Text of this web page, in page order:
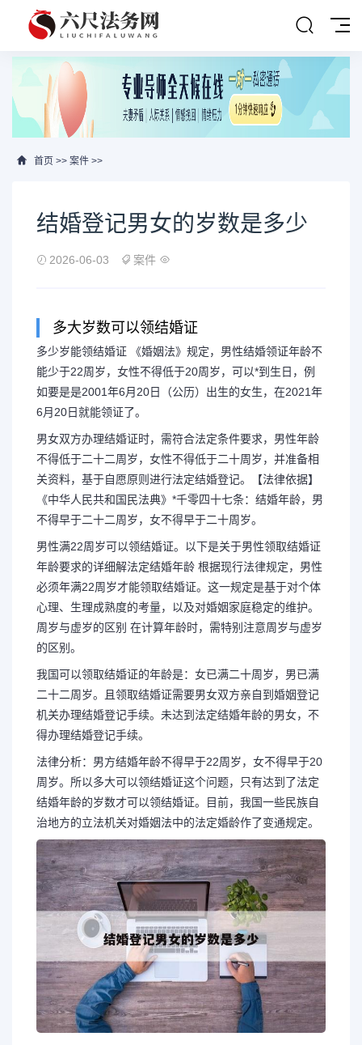
首页 >> 案件 >>
结婚登记男女的岁数是多少
2026-06-03 案件
多大岁数可以领结婚证
多少岁能领结婚证 《婚姻法》规定，男性结婚领证年龄不
能少于22周岁，女性不得低于20周岁，可以*到生日，例
如要是是2001年6月20日（公历）出生的女生，在2021年
6月20日就能领证了。
男女双方办理结婚证时，需符合法定条件要求，男性年龄
不得低于二十二周岁，女性不得低于二十周岁，并准备相
关资料，基于自愿原则进行法定结婚登记。【法律依据】
《中华人民共和国民法典》*千零四十七条：结婚年龄，男
不得早于二十二周岁，女不得早于二十周岁。
男性满22周岁可以领结婚证。以下是关于男性领取结婚证
年龄要求的详细解法定结婚年龄 根据现行法律规定，男性
必须年满22周岁才能领取结婚证。这一规定是基于对个体
心理、生理成熟度的考量，以及对婚姻家庭稳定的维护。
周岁与虚岁的区别 在计算年龄时，需特别注意周岁与虚岁
的区别。
我国可以领取结婚证的年龄是：女已满二十周岁，男已满
二十二周岁。且领取结婚证需要男女双方亲自到婚姻登记
机关办理结婚登记手续。未达到法定结婚年龄的男女，不
得办理结婚登记手续。
法律分析：男方结婚年龄不得早于22周岁，女不得早于20
周岁。所以多大可以领结婚证这个问题，只有达到了法定
结婚年龄的岁数才可以领结婚证。目前，我国一些民族自
治地方的立法机关对婚姻法中的法定婚龄作了变通规定。
结婚登记男女的岁
多少岁能领结婚证 《婚姻法》
不能少于22周岁，女性不得低于20
要是是2001年6月20日（公历）出
日就能领证了。
长按图片识别二维